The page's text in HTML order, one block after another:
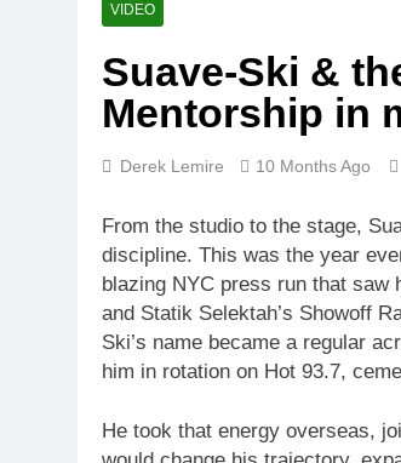
VIDEO
Suave-Ski &
Mentorship in
Derek Lemire 10 Months Ago
From the studio to the stage,
discipline. This was the year
blazing NYC press run that saw
and Statik Selektah’s Showoff
Ski’s name became a regular
him in rotation on Hot 93.7,
He took that energy overseas,